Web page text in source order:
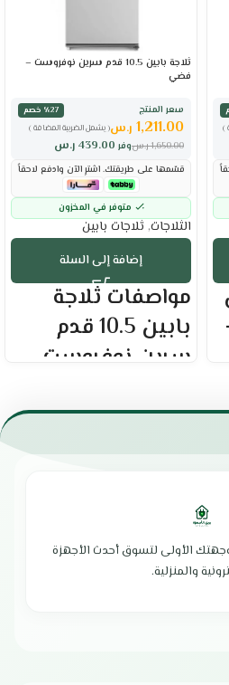
)
ثلاجة بابين 10.5 قدم سرين نوفروست –
فضي
سعر المنتج
٪27 خصم
( يشمل الضريبة المضافة )
1,211.00 ر.س
وفر 439.00 ر.س 1,650.00 ر.س
قسّمها على طريقتك. اشترِ الآن وادفع لاحقاً
متوفر في المخزون
الثلاجات, ثلاجات بابين
إضافة إلى السلة
مواصفات ثلاجة
بابين 10.5 قدم
سرين نوفروست –
تحافظ علي نضارة الطعام
باب قابل للانعكاس
الأولى لتسوق أحدث الأجهزة
والمنزلية.